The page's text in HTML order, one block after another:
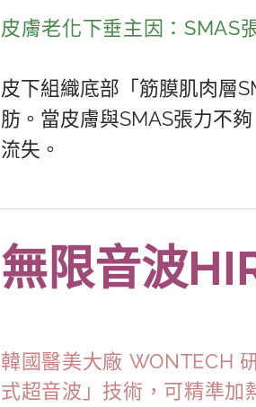
皮膚老化下垂主因：SMAS
皮下組織底部「筋膜肌肉層
肪。當皮膚與SMAS張力不
流失。
無限音波
韓國醫美大廠 WONTECH
式超音波」技術，可精準加